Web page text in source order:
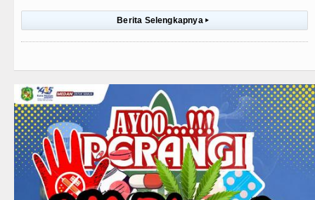
Berita Selengkapnya ▸